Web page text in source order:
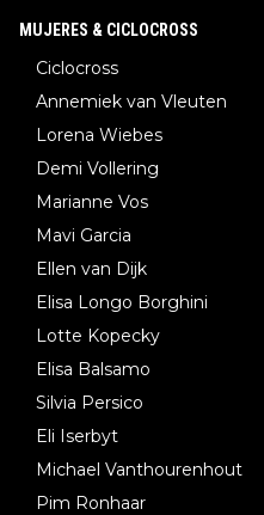
MUJERES & CICLOCROSS
Ciclocross
Annemiek van Vleuten
Lorena Wiebes
Demi Vollering
Marianne Vos
Mavi Garcia
Ellen van Dijk
Elisa Longo Borghini
Lotte Kopecky
Elisa Balsamo
Silvia Persico
Eli Iserbyt
Michael Vanthourenhout
Pim Ronhaar